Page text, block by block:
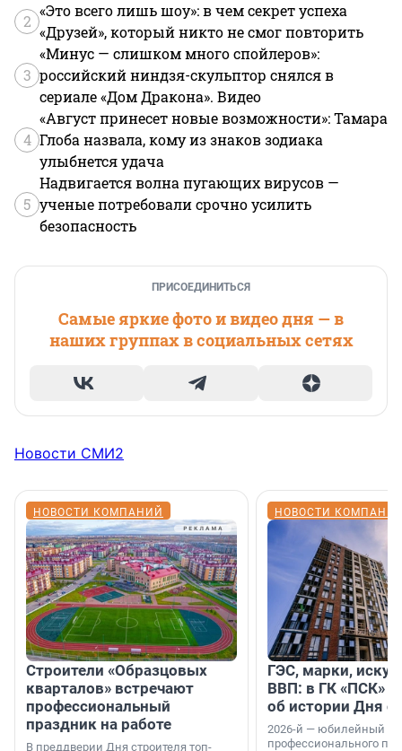
2
«Это всего лишь шоу»: в чем секрет успеха
«Друзей», который никто не смог повторить
3
«Минус — слишком много спойлеров»:
российский ниндзя-скульптор снялся в
сериале «Дом Дракона». Видео
4
«Август принесет новые возможности»: Тамара
Глоба назвала, кому из знаков зодиака
улыбнется удача
5
Надвигается волна пугающих вирусов —
ученые потребовали срочно усилить
безопасность
ПРИСОЕДИНИТЬСЯ
Самые яркие фото и видео дня — в
наших группах в социальных сетях
Новости СМИ2
НОВОСТИ КОМПАНИЙ
Строители «Образцовых
кварталов» встречают
профессиональный
праздник на работе
В преддверии Дня строителя топ-
НОВОСТИ
ГЭС, марки,
ВВП: в ГК «ПСК»
об истории Дня
2026-й — юбилейный
профессионального